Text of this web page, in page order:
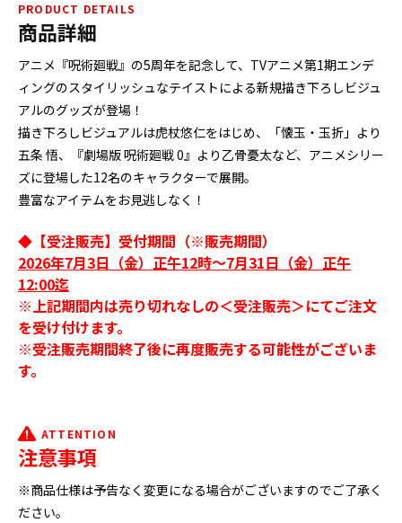
PRODUCT DETAILS
商品詳細
アニメ『呪術廻戦』の5周年を記念して、TVアニメ第1期エンデ
ィングのスタイリッシュなテイストによる新規描き下ろしビジュ
アルのグッズが登場！
描き下ろしビジュアルは虎杖悠仁をはじめ、「懐玉・玉折」より
五条 悟、『劇場版 呪術廻戦 0』より乙骨憂太など、アニメシリー
ズに登場した12名のキャラクターで展開。
豊富なアイテムをお見逃しなく！
◆【受注販売】受付期間（※販売期間）
2026年7月3日（金）正午12時～7月31日（金）正午
12:00迄
※上記期間内は売り切れなしの＜受注販売＞にてご注文
を受け付けます。
※受注販売期間終了後に再度販売する可能性がございま
す。
ATTENTION
注意事項
※商品仕様は予告なく変更になる場合がございますのでご了承く
ださい。